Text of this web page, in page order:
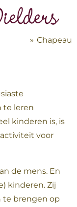
» Chapeau
te leren
kinderen is, is
voor
de mens. En
kinderen. Zij
te brengen op